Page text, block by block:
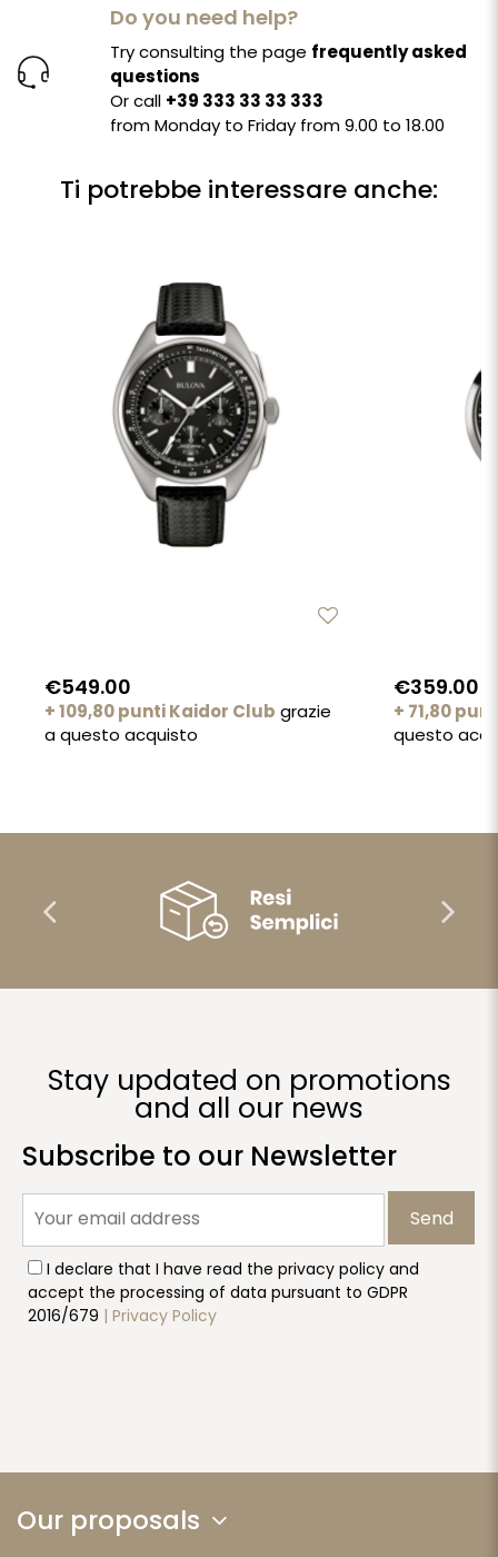
Do you need help?
Try consulting the page frequently asked
questions
Or call +39 333 33 33 333
from Monday to Friday from 9.00 to 18.00
Ti potrebbe interessare anche:
€549.00
+ 109,80 punti Kaidor Club grazie
a questo acquisto
€359.00
+ 71,80
questo
Stay updated on promotions
and all our news
Subscribe to our Newsletter
Send
I declare that I have read the privacy policy and
accept the processing of data pursuant to GDPR
2016/679 | Privacy Policy
Our proposals